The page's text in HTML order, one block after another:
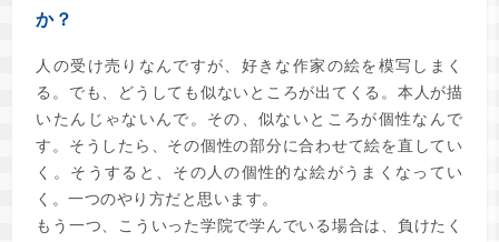
か？
人の受け売りなんですが、好きな作家の絵を模写しまく
る。でも、どうしても似ないところが出てくる。本人が描
いたんじゃないんで。その、似ないところが個性なんで
す。そうしたら、その個性の部分に合わせて絵を直してい
く。そうすると、その人の個性的な絵がうまくなってい
く。一つのやり方だと思います。
もう一つ、こういった学院で学んでいる場合は、負けたく